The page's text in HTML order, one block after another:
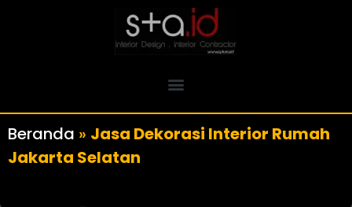
Beranda » Jasa Dekorasi Interior Rumah
Jakarta Selatan